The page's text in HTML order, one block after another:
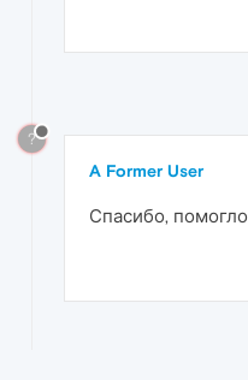
?
A Former User
Спасибо, помогло